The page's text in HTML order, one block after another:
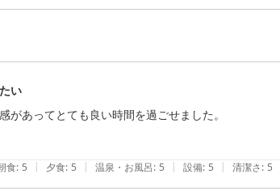
い
あってとても良い時間を過ごせました。
食: 5 | 夕食: 5 | 温泉・お風呂: 5 | 設備: 5 | 清潔さ: 5